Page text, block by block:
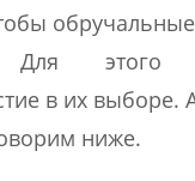
Для этого
в их выборе.
ниже.